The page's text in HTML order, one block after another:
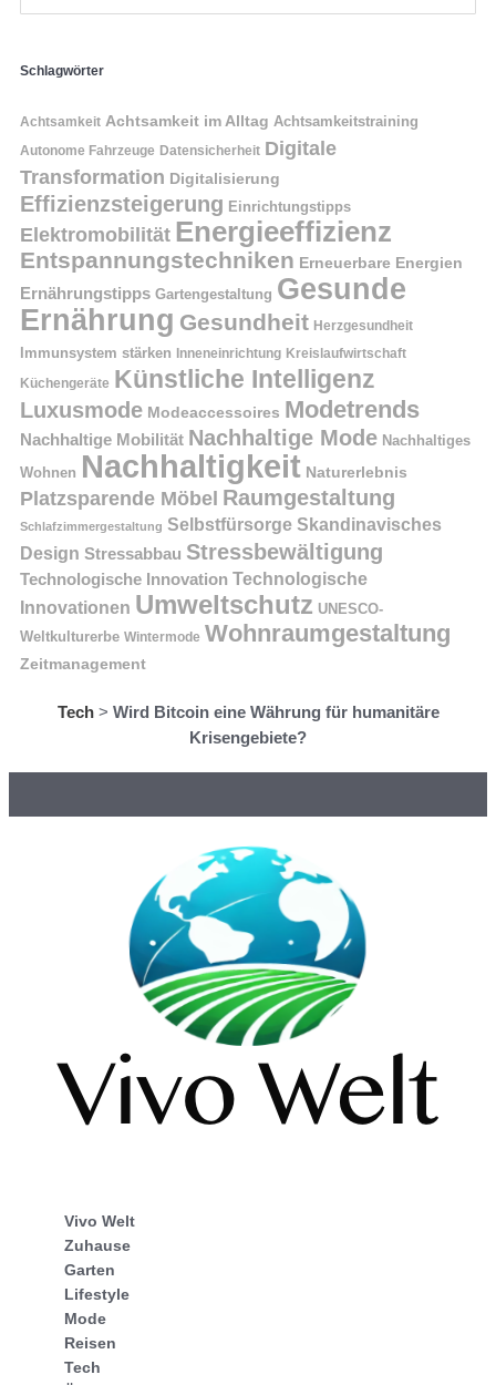
Schlagwörter
Achtsamkeit Achtsamkeit im Alltag Achtsamkeitstraining
Autonome Fahrzeuge Datensicherheit Digitale
Transformation Digitalisierung
Effizienzsteigerung Einrichtungstipps
Elektromobilität Energieeffizienz
Entspannungstechniken Erneuerbare Energien
Ernährungstipps Gartengestaltung Gesunde
Ernährung Gesundheit Herzgesundheit
Immunsystem stärken Inneneinrichtung Kreislaufwirtschaft
Küchengeräte Künstliche Intelligenz
Luxusmode Modeaccessoires Modetrends
Nachhaltige Mobilität Nachhaltige Mode Nachhaltiges
Wohnen Nachhaltigkeit Naturerlebnis
Platzsparende Möbel Raumgestaltung
Schlafzimmergestaltung Selbstfürsorge Skandinavisches
Design Stressabbau Stressbewältigung
Technologische Innovation Technologische
Innovationen Umweltschutz UNESCO-
Weltkulturerbe Wintermode Wohnraumgestaltung
Zeitmanagement
Tech> Wird Bitcoin eine Währung für humanitäre
Krisengebiete?
Vivo Welt
Zuhause
Garten
Lifestyle
Mode
Reisen
Tech